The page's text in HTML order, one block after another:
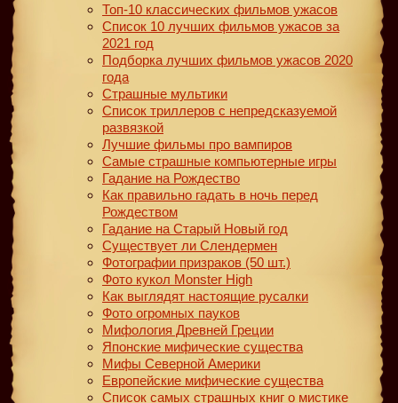
Топ-10 классических фильмов ужасов
Список 10 лучших фильмов ужасов за
2021 год
Подборка лучших фильмов ужасов 2020
года
Страшные мультики
Список триллеров с непредсказуемой
развязкой
Лучшие фильмы про вампиров
Самые страшные компьютерные игры
Гадание на Рождество
Как правильно гадать в ночь перед
Рождеством
Гадание на Старый Новый год
Существует ли Слендермен
Фотографии призраков (50 шт.)
Фото кукол Monster High
Как выглядят настоящие русалки
Фото огромных пауков
Мифология Древней Греции
Японские мифические существа
Мифы Северной Америки
Европейские мифические существа
Список самых страшных книг о мистике